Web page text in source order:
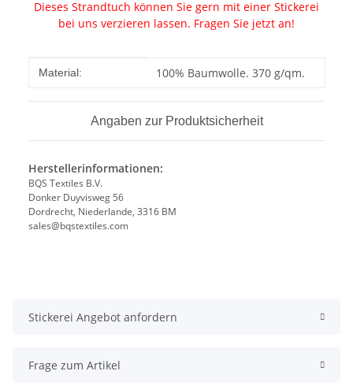
Dieses Strandtuch können Sie gern mit einer Stickerei
bei uns verzieren lassen. Fragen Sie jetzt an!
Produkteigenschaft
Wert
Material: 100% Baumwolle. 370 g/qm.
Angaben zur Produktsicherheit
Herstellerinformationen:
BQS Textiles B.V.
Donker Duyvisweg 56
Dordrecht, Niederlande, 3316 BM
sales@bqstextiles.com
Stickerei Angebot anfordern
Frage zum Artikel